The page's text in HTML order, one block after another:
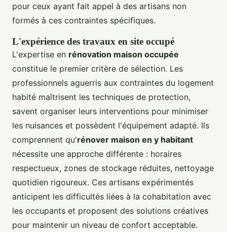
pour ceux ayant fait appel à des artisans non
formés à ces contraintes spécifiques.
L'expérience des travaux en site occupé
L'expertise en rénovation maison occupée
constitue le premier critère de sélection. Les
professionnels aguerris aux contraintes du logement
habité maîtrisent les techniques de protection,
savent organiser leurs interventions pour minimiser
les nuisances et possèdent l'équipement adapté. Ils
comprennent qu'rénover maison en y habitant
nécessite une approche différente : horaires
respectueux, zones de stockage réduites, nettoyage
quotidien rigoureux. Ces artisans expérimentés
anticipent les difficultés liées à la cohabitation avec
les occupants et proposent des solutions créatives
pour maintenir un niveau de confort acceptable.